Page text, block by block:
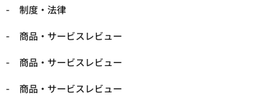
制度・法律
商品・サービスレビュー
商品・サービスレビュー
商品・サービスレビュー